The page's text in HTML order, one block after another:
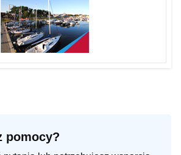
pomocy?